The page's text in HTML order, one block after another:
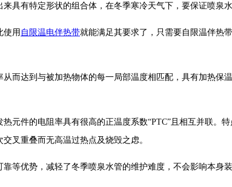
具有特定形状的组合体，在冬季寒冷天气下，要保证喷泉
使用 自限温电伴热带就能满足其要求了，只需要自限温伴热
而达到与被加热物体的每一局部温度相匹配，具有加热
元件的电阻率具有很高的正温度系数“PTC”且相互并联
叉重叠而无高温过热点及烧毁之虑。
等优势，减轻了冬季喷泉水管的维护难度，不会影响本